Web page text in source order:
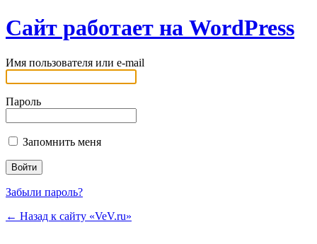
Сайт работает на WordPress
Имя пользователя или e-mail
Пароль
Запомнить меня
Забыли пароль?
← Назад к сайту «VeV.ru»